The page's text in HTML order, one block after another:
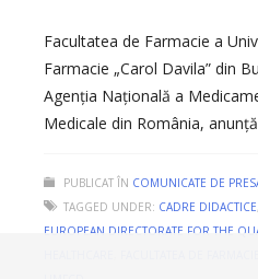
Facultatea de Farmacie a
Farmacie „Carol Davila” din
Agenția Națională a
Medicale din România,
PUBLICAT ÎN COMUNICATE DE
TAGGED UNDER: CADRE DIDACTICE
EUROPEAN DIRECTORATE FOR THE